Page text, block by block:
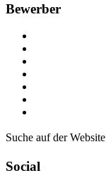
Bewerber
Suche auf der Website
Social